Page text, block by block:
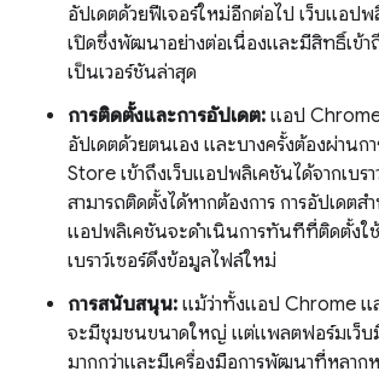
อัปเดตด้วยฟีเจอร์ใหม่อีกต่อไป เว็บแอป
เปิดซึ่งพัฒนาอย่างต่อเนื่องและมีสิทธิ์เข้
เป็นเวอร์ชันล่าสุด
การติดตั้งและการอัปเดต: แอป
อัปเดตด้วยตนเอง และบางครั้งต้องผ่านก
Store เข้าถึงเว็บแอปพลิเคชันได้จากเบรา
สามารถติดตั้งได้หากต้องการ การอัปเดตส
แอปพลิเคชันจะดำเนินการทันทีที่ติดตั้งใ
เบราว์เซอร์ดึงข้อมูลไฟล์ใหม่
การสนับสนุน: แม้ว่าทั้งแอป Chrome แ
จะมีชุมชนขนาดใหญ่ แต่แพลตฟอร์มเว็บ
มากกว่าและมีเครื่องมือการพัฒนาที่หลาก